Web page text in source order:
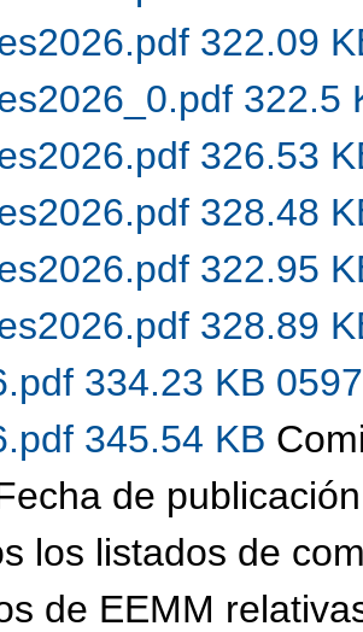
322.09
322.5
326.53
328.48
322.95
328.89
334.23 KB
345.54 KB
de
los listados de
de EEMM